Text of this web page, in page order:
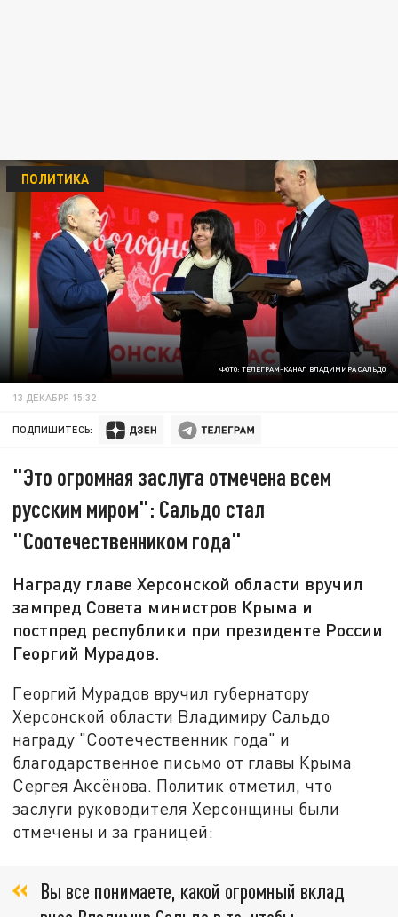
ФОТО: ТЕЛЕГРАМ-КАНАЛ ВЛАДИМИРА САЛЬДО
ПОЛИТИКА
13 ДЕКАБРЯ 15:32
ПОДПИШИТЕСЬ:
"Это огромная заслуга отмечена всем
русским миром": Сальдо стал
"Соотечественником года"
Награду главе Херсонской области вручил
зампред Совета министров Крыма и
постпред республики при президенте России
Георгий Мурадов.
Георгий Мурадов вручил губернатору
Херсонской области Владимиру Сальдо
награду "Соотечественник года" и
благодарственное письмо от главы Крыма
Сергея Аксёнова. Политик отметил, что
заслуги руководителя Херсонщины были
отмечены и за границей:
Вы все понимаете, какой огромный вклад